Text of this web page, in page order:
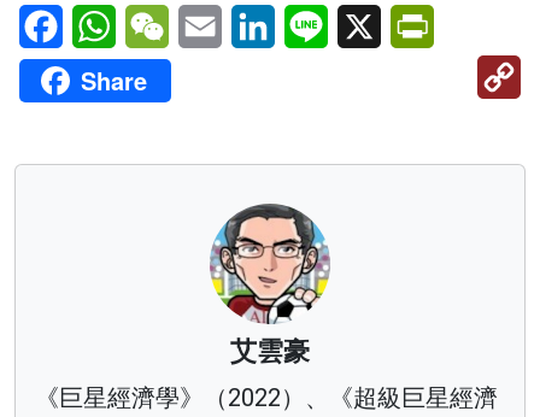
FacebookWhatsAppWeChatEmail LinkedInLine X
Share
艾雲豪
《巨星經濟學》（2022）、《超級巨星經濟